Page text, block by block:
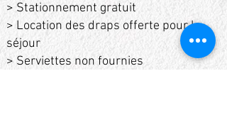
> Stationnement gratuit
> Location des draps offerte pour le
séjour
> Serviettes non fournies